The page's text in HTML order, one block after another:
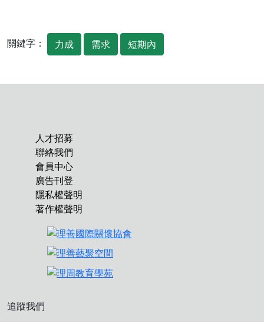
關鍵字： 力成 需求 短期內
人才招募
聯絡我們
會員中心
廣告刊登
隱私權聲明
著作權聲明
追蹤我們